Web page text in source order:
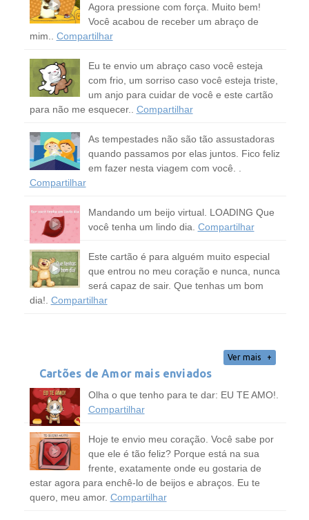
Agora pressione com força. Muito bem!
Você acabou de receber um abraço de
mim.. Compartilhar
Eu te envio um abraço caso você esteja
com frio, um sorriso caso você esteja triste,
um anjo para cuidar de você e este cartão
para não me esquecer.. Compartilhar
As tempestades não são tão assustadoras
quando passamos por elas juntos. Fico feliz
em fazer nesta viagem com você. .
Compartilhar
Mandando um beijo virtual. LOADING Que
você tenha um lindo dia. Compartilhar
Este cartão é para alguém muito especial
que entrou no meu coração e nunca, nunca
será capaz de sair. Que tenhas um bom
dia!. Compartilhar
Cartões de Amor mais enviados
Olha o que tenho para te dar: EU TE AMO!.
Compartilhar
Hoje te envio meu coração. Você sabe por
que ele é tão feliz? Porque está na sua
frente, exatamente onde eu gostaria de
estar agora para enchê-lo de beijos e abraços. Eu te
quero, meu amor. Compartilhar